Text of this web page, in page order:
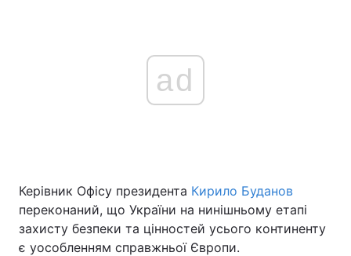
Головна Війна
Україна Політика
ad
Керівник Офісу президента Кирило Буданов
переконаний, що України на нинішньому етапі
захисту безпеки та цінностей усього континенту
є уособленням справжньої Європи.